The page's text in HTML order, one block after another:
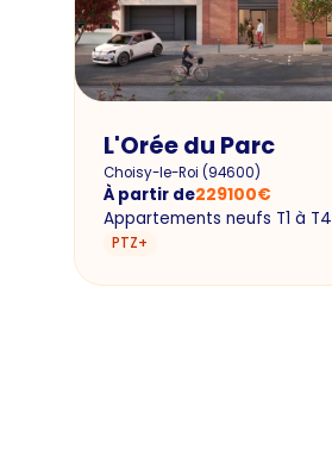
L'Orée du Parc
Choisy-le-Roi (94600)
À partir de229100€
Appartements neufs T1 à T4
PTZ+